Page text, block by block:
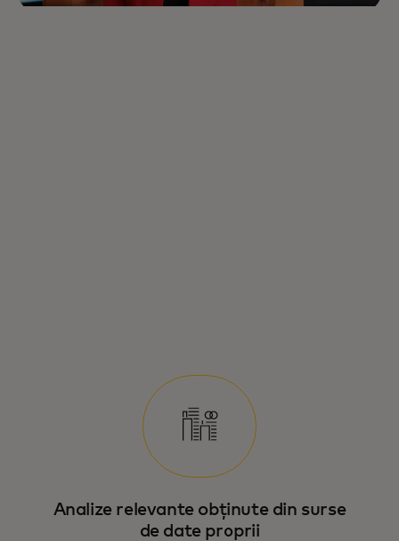
acțiuni, cu instrumente adaptate
întreprinderii tale.
Analize relevante obținute din surse
de date proprii